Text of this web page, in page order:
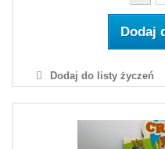
Dodaj
Dodaj do listy życzeń